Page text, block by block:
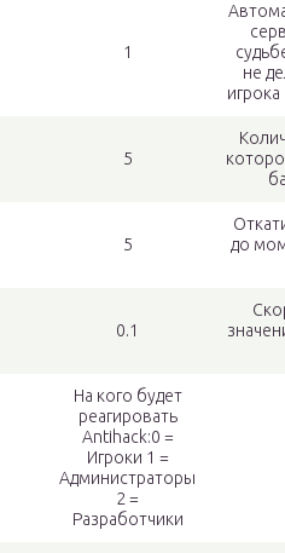
1
не
5
5
до
0.1
На кого будет
реагировать
Antihack:0 =
Игроки 1 =
Администраторы
2 =
Разработчики